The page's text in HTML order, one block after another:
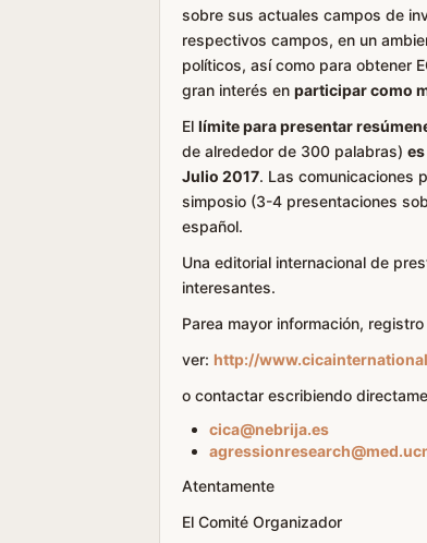
sobre sus actuales campos de
respectivos campos, en un
políticos, así como para obtener
gran interés en participar como
El límite para presentar
de alrededor de 300 palabras)
Julio 2017. Las comunicaciones
simposio (3-4 presentaciones
español.
Una editorial internacional de
interesantes.
Parea mayor información,
ver: http://
o contactar escribiendo
cica@nebrija.es
Atentamente
El Comité Organizador